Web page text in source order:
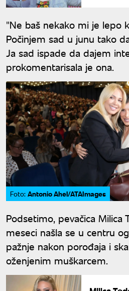
"Ne baš nekako mi je lepo
Počinjem sad u junu tako
Ja sad ispade da dajem
prokomentarisala je ona.
Foto: Antonio Ahel/ATAImages
Podsetimo, pevačica Milica
meseci našla se u centru
pažnje nakon porođaja i
oženjenim muškarcem.